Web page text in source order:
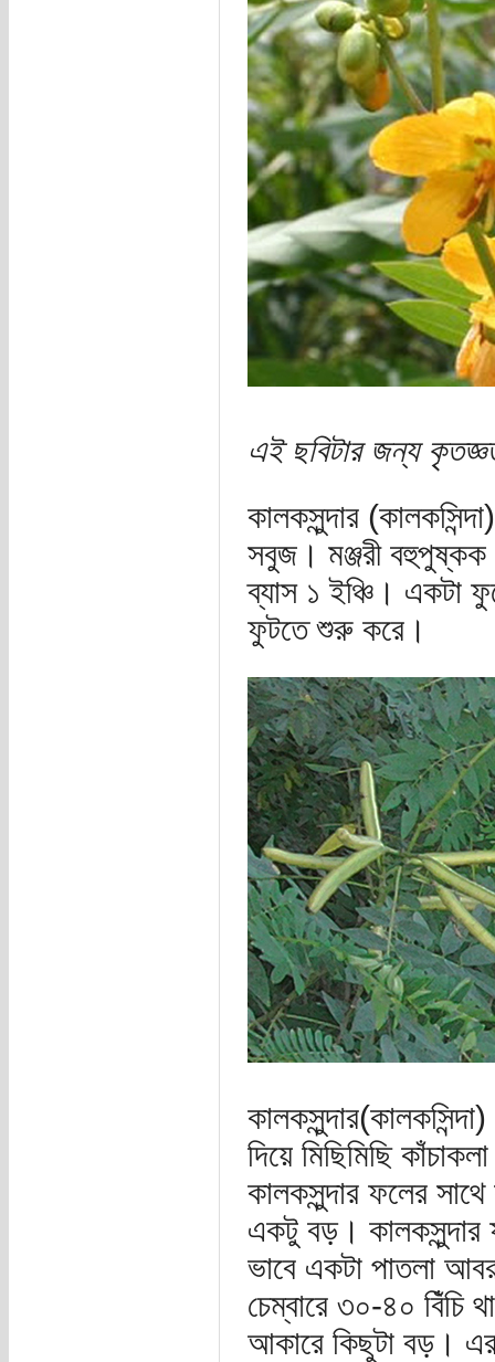
এই ছবিটার জন্য
কালকসুন্দার
সবুজ। মঞ্জরী
ব্যাস ১ ইঞ্চি। একটা
ফুটতে শুরু করে।
দিয়ে মিছিমিছি
কালকসুন্দার ফলের
একটু বড়। কালকসুন্দার
ভাবে একটা পাতলা
চেম্বারে ৩০-৪০ বিঁচি
আকারে কিছুটা বড়।